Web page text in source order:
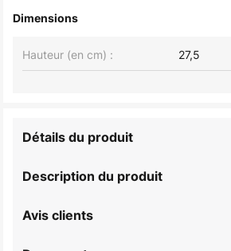
Dimensions
Hauteur (en cm) : 27,5
Description du produit
Détails du produit
Avis clients